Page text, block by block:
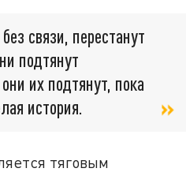
связи, перестанут
подтянут
их подтянут, пока
история.
тяговым